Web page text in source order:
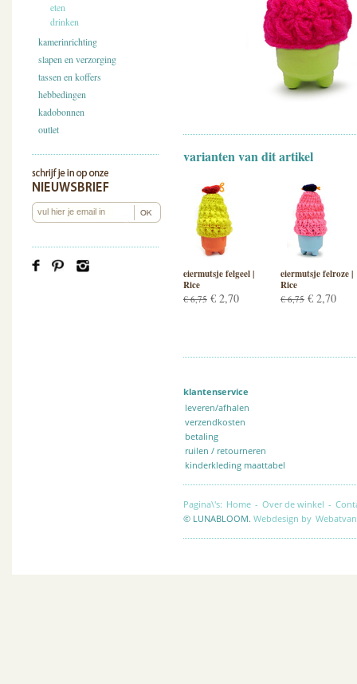
eten
drinken
kamerinrichting
slapen en verzorging
tassen en koffers
hebbedingen
kadobonnen
outlet
varianten van dit artikel
eiermutsje felgeel |
Rice
€ 6,75 € 2,70
eiermutsje felroze |
Rice
€ 6,75 € 2,70
klantenservice
leveren/afhalen
verzendkosten
betaling
ruilen / retourneren
kinderkleding maattabel
Pagina\'s: Home - Over de winkel -
© LUNABLOOM. Webdesign by